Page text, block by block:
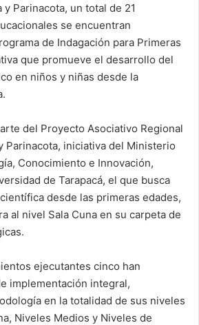
Parinacota, un total de 21
se encuentran
de Indagación para Primeras
que promueve el desarrollo del
en niños y niñas desde la
del Proyecto Asociativo Regional
Parinacota, iniciativa del Ministerio
Conocimiento e Innovación,
de Tarapacá, el que busca
desde las primeras edades,
al nivel Sala Cuna en su carpeta de
ejecutantes cinco han
implementación integral,
en la totalidad de sus niveles
Niveles Medios y Niveles de